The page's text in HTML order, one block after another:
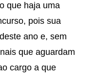
que haja uma
pois sua
ano e, sem
que aguardam
cargo a que